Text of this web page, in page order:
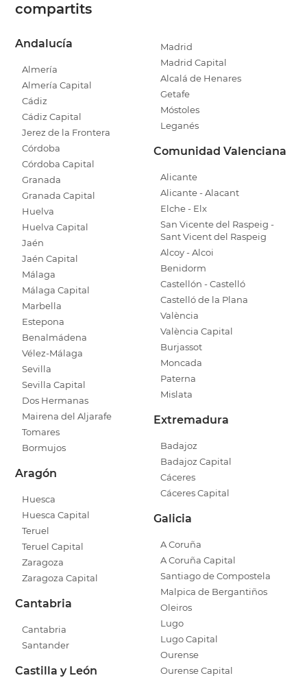
compartits
Andalucía
Almería
Almería Capital
Cádiz
Cádiz Capital
Jerez de la Frontera
Córdoba
Córdoba Capital
Granada
Granada Capital
Huelva
Huelva Capital
Jaén
Jaén Capital
Málaga
Málaga Capital
Marbella
Estepona
Benalmádena
Vélez-Málaga
Sevilla
Sevilla Capital
Dos Hermanas
Mairena del Aljarafe
Tomares
Bormujos
Aragón
Huesca
Huesca Capital
Teruel
Teruel Capital
Zaragoza
Zaragoza Capital
Cantabria
Cantabria
Santander
Castilla y León
Madrid
Madrid Capital
Alcalá de Henares
Getafe
Móstoles
Leganés
Comunidad Valenciana
Alicante
Alicante - Alacant
Elche - Elx
San Vicente del Raspeig -
Sant Vicent del Raspeig
Alcoy - Alcoi
Benidorm
Castellón - Castelló
Castelló de la Plana
València
València Capital
Burjassot
Moncada
Paterna
Mislata
Extremadura
Badajoz
Badajoz Capital
Cáceres
Cáceres Capital
Galicia
A Coruña
A Coruña Capital
Santiago de Compostela
Malpica de Bergantiños
Oleiros
Lugo
Lugo Capital
Ourense
Ourense Capital